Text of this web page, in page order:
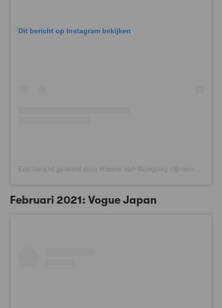
Dit bericht op Instagram bekijken
Februari 2021: Vogue Japan